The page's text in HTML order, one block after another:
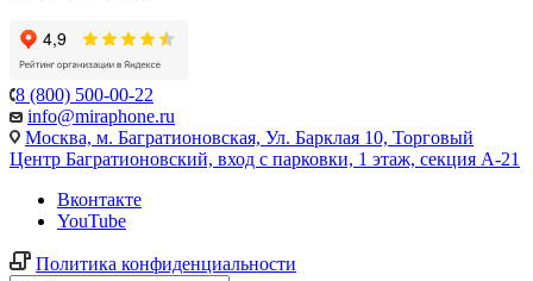
8 (800) 500-00-22
info@miraphone.ru
Москва, м. Багратионовская, Ул. Барклая 10, Торговый
Центр Багратионовский, вход с парковки, 1 этаж, секция А-21
Вконтакте
YouTube
Политика конфиденциальности